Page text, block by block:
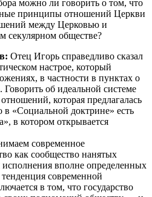
можно ли говорить о том, что
принципы отношений Церкви
между Церковью и
секулярном обществе?
Отец Игорь справедливо сказал
настрое, который
в частности в пунктах о
об идеальной системе
которая предлагалась
в «Социальной доктрине» есть
в котором открывается
современное
как сообщество нанятых
вполне определенных
современной
в том, что государство